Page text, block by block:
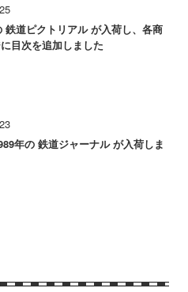
鉄道ピクトリアル が入荷し、各商
目次を追加しました
年の 鉄道ジャーナル が入荷しま